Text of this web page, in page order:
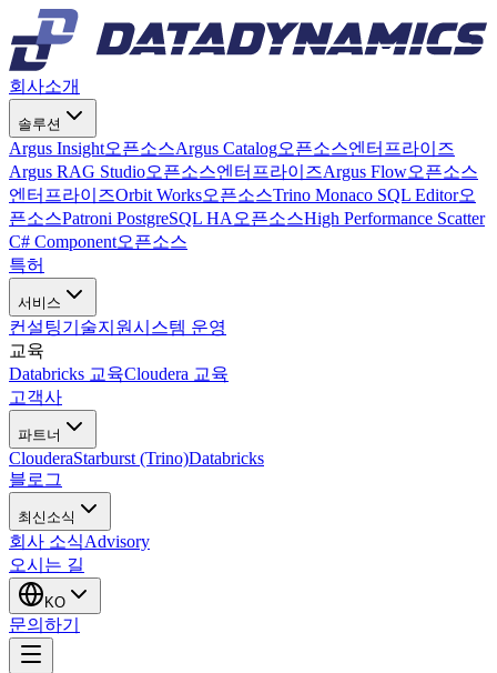
회사소개
솔루션
Argus Insight오픈소스Argus Catalog오픈소스엔터프라이즈
Argus RAG Studio오픈소스엔터프라이즈Argus Flow오픈소스
엔터프라이즈Orbit Works오픈소스Trino Monaco SQL Editor오
픈소스Patroni PostgreSQL HA 오픈소스High Performance Scatter
C# Component오픈소스
특허
서비스
컨설팅기술지원시스템 운영
교육
Databricks 교육Cloudera 교육
고객사
파트너
ClouderaStarburst (Trino)Databricks
블로그
최신소식
회사 소식Advisory
오시는 길
KO
문의하기